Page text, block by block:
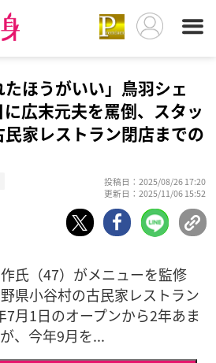
たほうがいい」鳥羽シェ
広末元夫を罵倒、スタッ
家レストラン閉店までの
投稿日：2025/08/26 17:20
更新日：2025/11/06 15:52
氏（47）がメニューを監修
県小谷村の古民家レストラン
7月1日のオープンから2年あま
、今年9月を...